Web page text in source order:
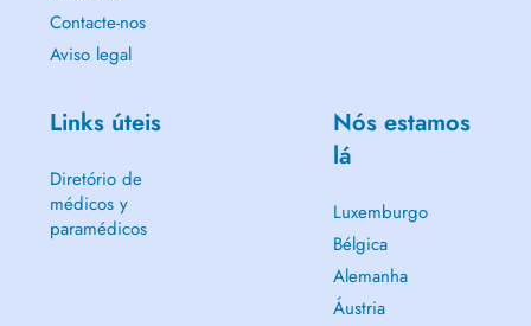
Contacte-nos
Aviso legal
Links úteis
Diretório de
médicos y
paramédicos
Nós estamos
lá
Luxemburgo
Bélgica
Alemanha
Áustria